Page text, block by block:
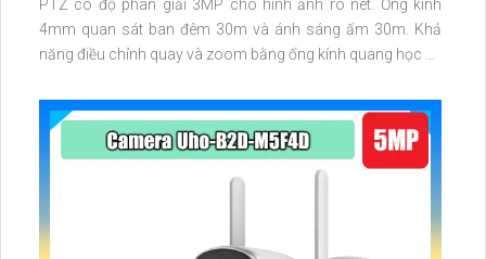
PTZ có độ phân giải 3MP cho hình ảnh rõ nét. Ống kính
4mm quan sát ban đêm 30m và ánh sáng ấm 30m. Khả
năng điều chỉnh quay và zoom bằng ống kính quang học và